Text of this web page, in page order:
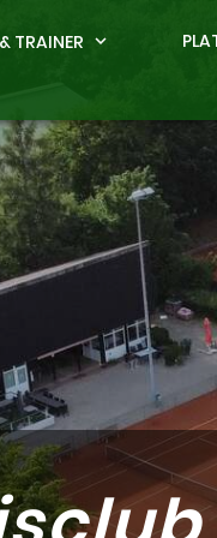
TRAINER expand_more